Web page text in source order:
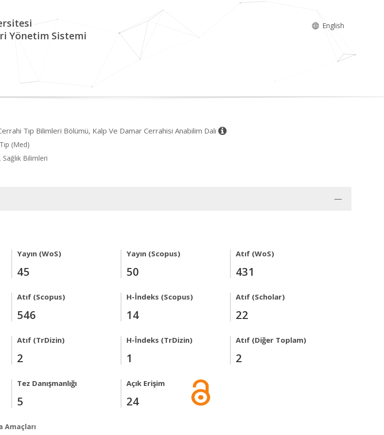
Yönetim Sistemi
English
Tıp Bilimleri Bölümü, Kalp Ve Damar Cerrahisi Anabilim Dalı
(Med)
Sağlık Bilimleri
Yayın (WoS)
45
Yayın (Scopus)
50
Atıf (WoS)
431
Atıf (Scopus)
546
H-İndeks (Scopus)
14
Atıf (Scholar)
22
Atıf (TrDizin)
2
H-İndeks (TrDizin)
1
Atıf (Diğer Toplam)
2
Tez Danışmanlığı
5
Açık Erişim
24
Amaçları